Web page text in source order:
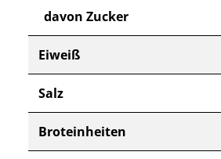
davon Zucker
Eiweiß
Salz
Broteinheiten